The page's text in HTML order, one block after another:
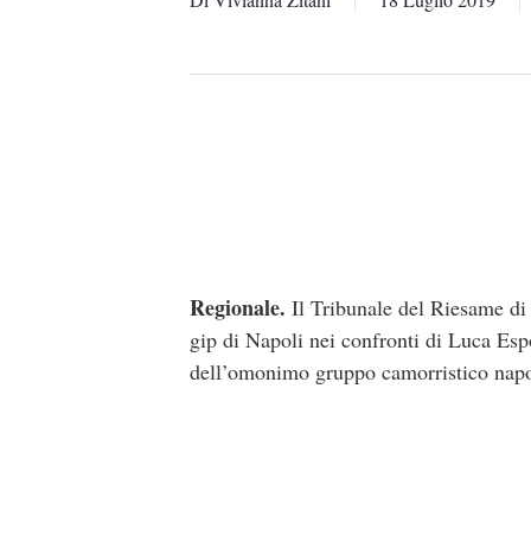
Regionale. Il Tribunale del Riesame
gip di Napoli nei confronti di Luca
dell’omonimo gruppo camorristico